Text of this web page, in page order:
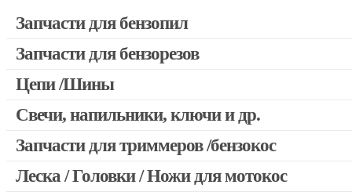
Запчасти для бензопил
Запчасти для бензопил Stihl
Запчасти для бензопил Husqvarna, Partner
Запчасти для бензопил Oleo-mac, Echo и др.
Запчасти для бензорезов
Цепи /Шины
Свечи, напильники, ключи и др.
Запчасти для триммеров /бензокос
Запчасти для Китайских триммеров
Леска / Головки / Ножи для мотокос